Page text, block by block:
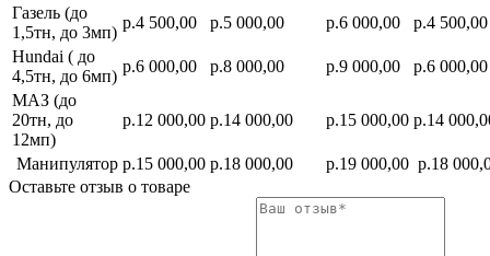
Газель (до
1,5тн, до 3мп)
р.4 500,00 р.5 000,00 р.6 000,00
р.4 500,00
Hundai ( до
4,5тн, до 6мп)
р.6 000,00 р.8 000,00 р.9 000,00
р.6 000,00
МАЗ (до
20тн, до
12мп)
р.12 000,00 р.14 000,00 р.15 000,00 р.14
Манипулятор р.15 000,00 р.18 000,00 р.19 000,00 р.18
Оставьте отзыв о товаре